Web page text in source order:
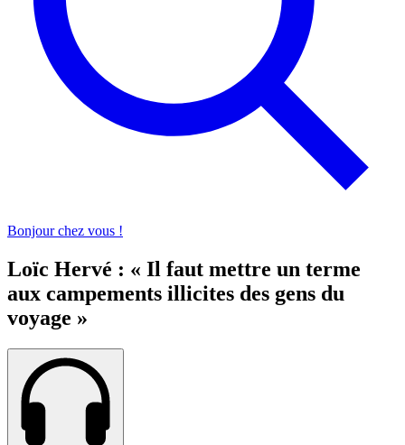
Bonjour chez vous !
Loïc Hervé : « Il faut mettre un terme
aux campements illicites des gens du
voyage »